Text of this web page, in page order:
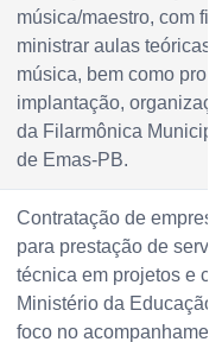
música/maestro, com
ministrar aulas teóricas
música, bem como
implantação,
da Filarmônica
de Emas-PB.
Contratação de
para prestação de
técnica em projetos e
Ministério da Educação
foco no